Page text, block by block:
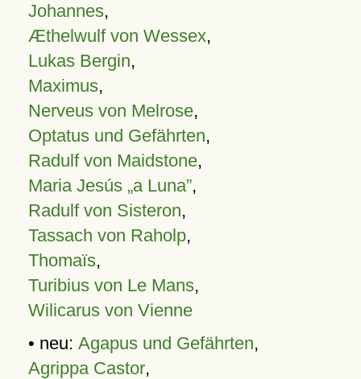
Johannes,
Æthelwulf von Wessex,
Lukas Bergin,
Maximus,
Nerveus von Melrose,
Optatus und Gefährten,
Radulf von Maidstone,
Maria Jesús „a Luna”,
Radulf von Sisteron,
Tassach von Raholp,
Thomaïs,
Turibius von Le Mans,
Wilicarus von Vienne
• neu: Agapus und Gefährten,
Agrippa Castor,